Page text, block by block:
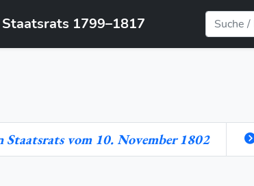
1799–1817
vom 10. November 1802